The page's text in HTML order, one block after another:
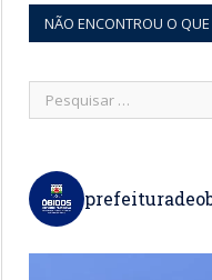
NÃO ENCONTROU O